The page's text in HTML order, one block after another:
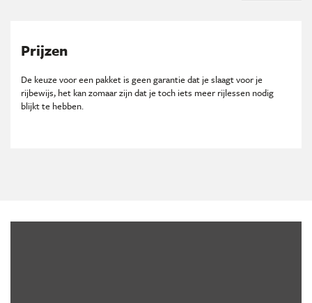
Prijzen
De keuze voor een pakket is geen garantie dat je slaagt voor je
rijbewijs, het kan zomaar zijn dat je toch iets meer rijlessen nodig
blijkt te hebben.